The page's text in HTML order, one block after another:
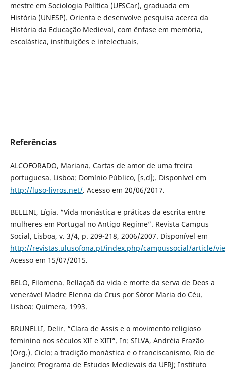
mestre em Sociologia Política (UFSCar), graduada em
História (UNESP). Orienta e desenvolve pesquisa acerca da
História da Educação Medieval, com ênfase em memória,
escolástica, instituições e intelectuais.
Referências
ALCOFORADO, Mariana. Cartas de amor de uma freira
portuguesa. Lisboa: Domínio Público, [s.d];. Disponível em
http://luso-livros.net/. Acesso em 20/06/2017.
BELLINI, Lígia. “Vida monástica e práticas da escrita entre
mulheres em Portugal no Antigo Regime”. Revista Campus
Social, Lisboa, v. 3/4, p. 209-218, 2006/2007. Disponível em
http://revistas.ulusofona.pt/index.php/campussocial/article/
Acesso em 15/07/2015.
BELO, Filomena. Rellaçaõ da vida e morte da serva de Deos a
venerável Madre Elenna da Crus por Sóror Maria do Céu.
Lisboa: Quimera, 1993.
BRUNELLI, Delir. “Clara de Assis e o movimento religioso
feminino nos séculos XII e XIII”. In: SILVA, Andréia Frazão
(Org.). Ciclo: a tradição monástica e o franciscanismo. Rio de
Janeiro: Programa de Estudos Medievais da UFRJ; Instituto